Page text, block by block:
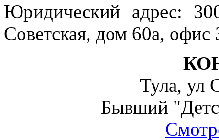
Юридический адрес:
Советская, дом 60а, офис
Тула, ул
Бывший